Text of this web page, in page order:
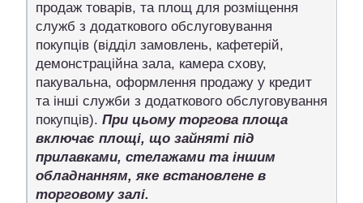
продаж товарів, та площ для розміщення
служб з додаткового обслуговування
покупців (відділ замовлень, кафетерій,
демонстраційна зала, камера схову,
пакувальна, оформлення продажу у кредит
та інші служби з додаткового обслуговування
покупців). При цьому торгова площа
включає площі, що зайняті під
прилавками, стелажами та іншим
обладнанням, яке встановлене в
торговому залі.